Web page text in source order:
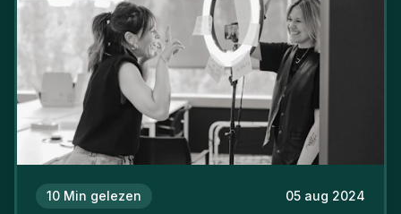
10 Min gelezen 05 aug 2024